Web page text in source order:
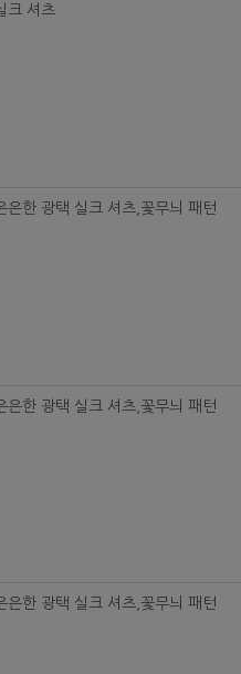
크 셔츠
은한 광택 실크 셔츠,꽃무늬 패턴
은한 광택 실크 셔츠,꽃무늬 패턴
은한 광택 실크 셔츠,꽃무늬 패턴